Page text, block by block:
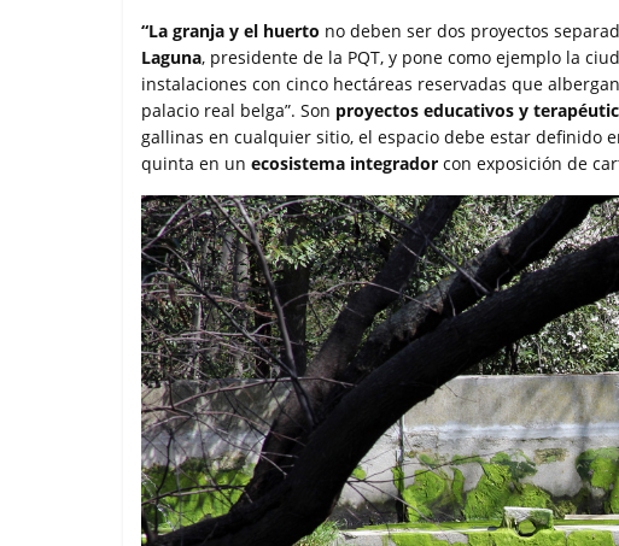
“La granja y el huerto no deben ser dos proyectos
Laguna, presidente de la PQT, y pone como ejemplo la
instalaciones con cinco hectáreas reservadas que
palacio real belga”. Son proyectos educativos y
gallinas en cualquier sitio, el espacio debe estar definido
quinta en un ecosistema integrador con exposición de